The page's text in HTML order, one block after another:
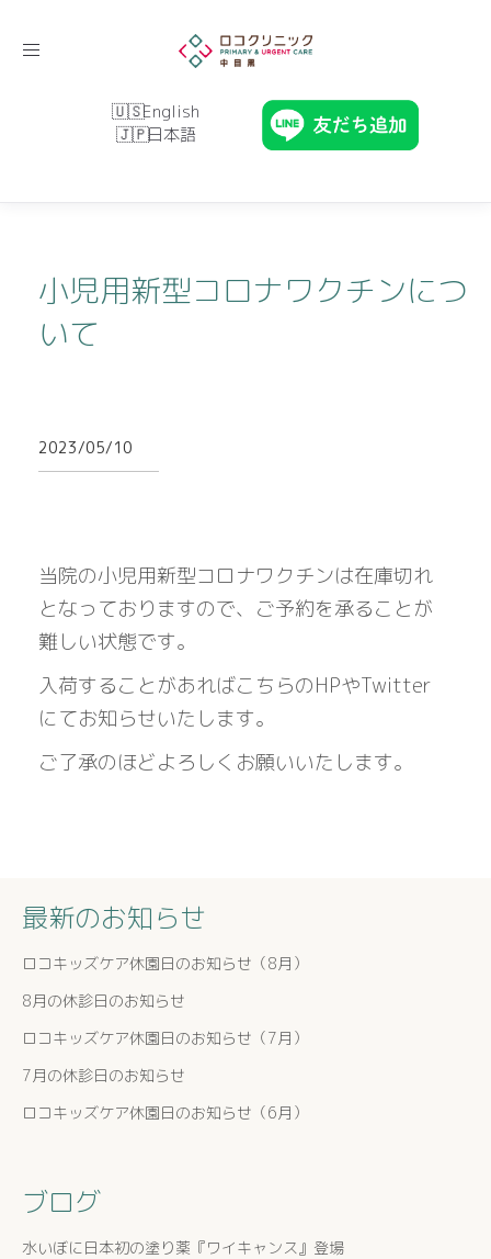
Toggle
English
日本語
小児用新型コロナワクチンにつ
いて
2023/05/10
当院の小児用新型コロナワクチンは在庫切れ
となっておりますので、ご予約を承ることが
難しい状態です。
入荷することがあればこちらのHPやTwitter
にてお知らせいたします。
ご了承のほどよろしくお願いいたします。
最新のお知らせ
ロコキッズケア休園日のお知らせ（8月）
8月の休診日のお知らせ
ロコキッズケア休園日のお知らせ（7月）
7月の休診日のお知らせ
ロコキッズケア休園日のお知らせ（6月）
ブログ
水いぼに日本初の塗り薬『ワイキャンス』登場